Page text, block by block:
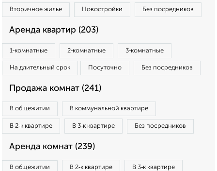
Вторичное жилье Новостройки Без посредников
Аренда квартир (203)
1‑комнатные 2‑комнатные 3‑комнатные
На длительный срок Посуточно Без посредников
Продажа комнат (241)
В общежитии В коммунальной квартире
В 2‑к квартире В 3‑к квартире Без посредников
Аренда комнат (239)
В общежитии В 2‑к квартире В 3‑к квартире